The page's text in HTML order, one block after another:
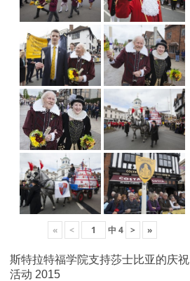
« < 中 4 > »
斯特拉特福学院支持莎士比亚的庆祝
活动 2015